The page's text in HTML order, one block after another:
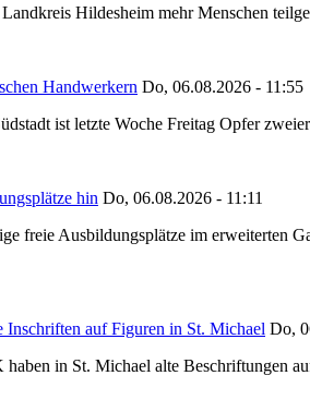
Hildesheim mehr Menschen
Handwerkern Do, 06.08.2026 - 11:55
ist letzte Woche Freitag Opfer
hin Do, 06.08.2026 - 11:11
freie Ausbildungsplätze im erweiterten
auf Figuren in St. Michael Do,
in St. Michael alte Beschriftungen